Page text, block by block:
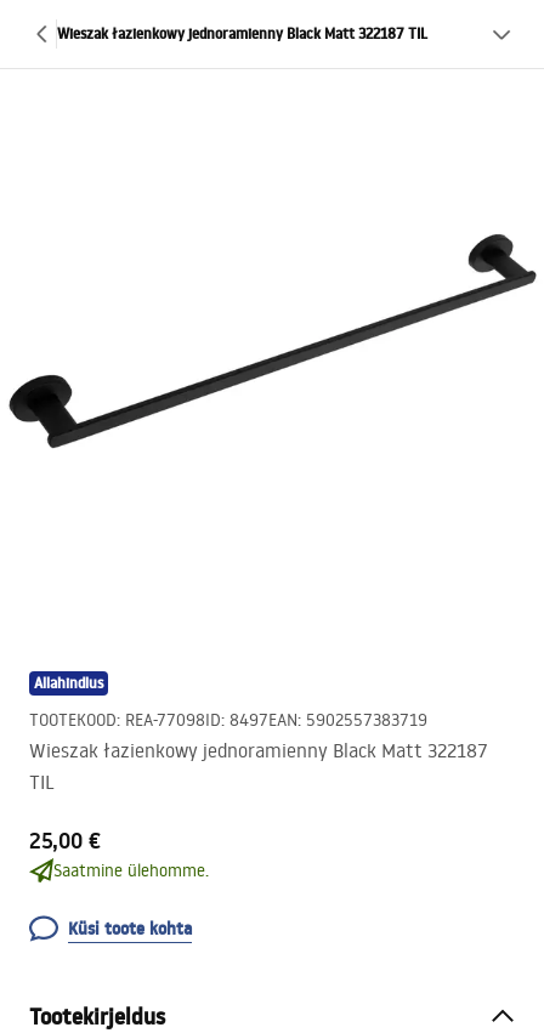
Wieszak łazienkowy jednoramienny Black Matt 322187 TIL
Allahindlus
TOOTEKOOD: REA-77098ID: 8497EAN: 5902557383719
Wieszak łazienkowy jednoramienny Black Matt 322187
TIL
25,00 €
Saatmine ülehomme.
Küsi toote kohta
Tootekirjeldus